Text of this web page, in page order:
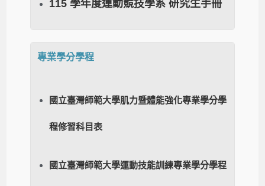
115 學年度運動競技學系 研究生手冊
專業學分學程
國立臺灣師範大學肌力暨體能強化專業學分學
程修習科目表
國立臺灣師範大學運動技能訓練專業學分學程